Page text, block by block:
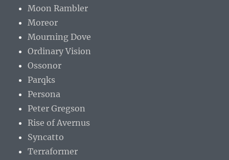
Moon Rambler
Moreor
Mourning Dove
Ordinary Vision
Ossonor
Parqks
Persona
Peter Gregson
Rise of Avernus
Syncatto
Terraformer